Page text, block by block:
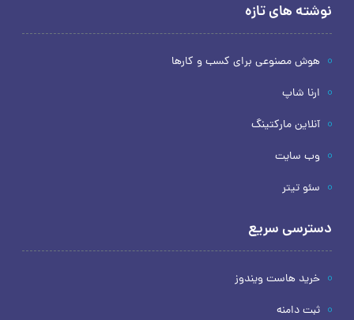
نوشته های تازه
هوش مصنوعی برای کسب و کارها
ارنا شاپ
آنلاین مارکتینگ
وب سایت
سئو تیتر
دسترسی سریع
خرید هاست ویندوز
ثبت دامنه